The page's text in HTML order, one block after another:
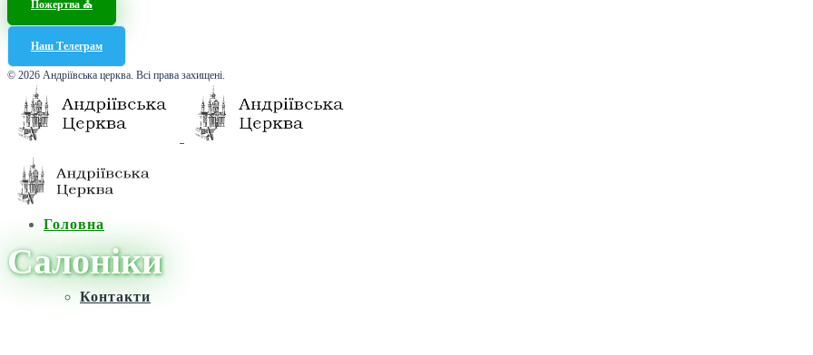
Пожертва ⛪️
Наш Телеграм
© 2026 Андріївська церква. Всі права захищені.
Головна
Контакти
Салоніки